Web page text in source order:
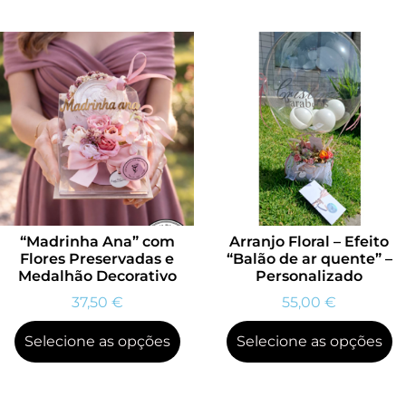
“Madrinha Ana” com
Flores Preservadas e
Medalhão Decorativo
37,50 €
Selecione as opções
Arranjo Floral – Efeito
“Balão de ar quente” –
Personalizado
55,00 €
Selecione as opções